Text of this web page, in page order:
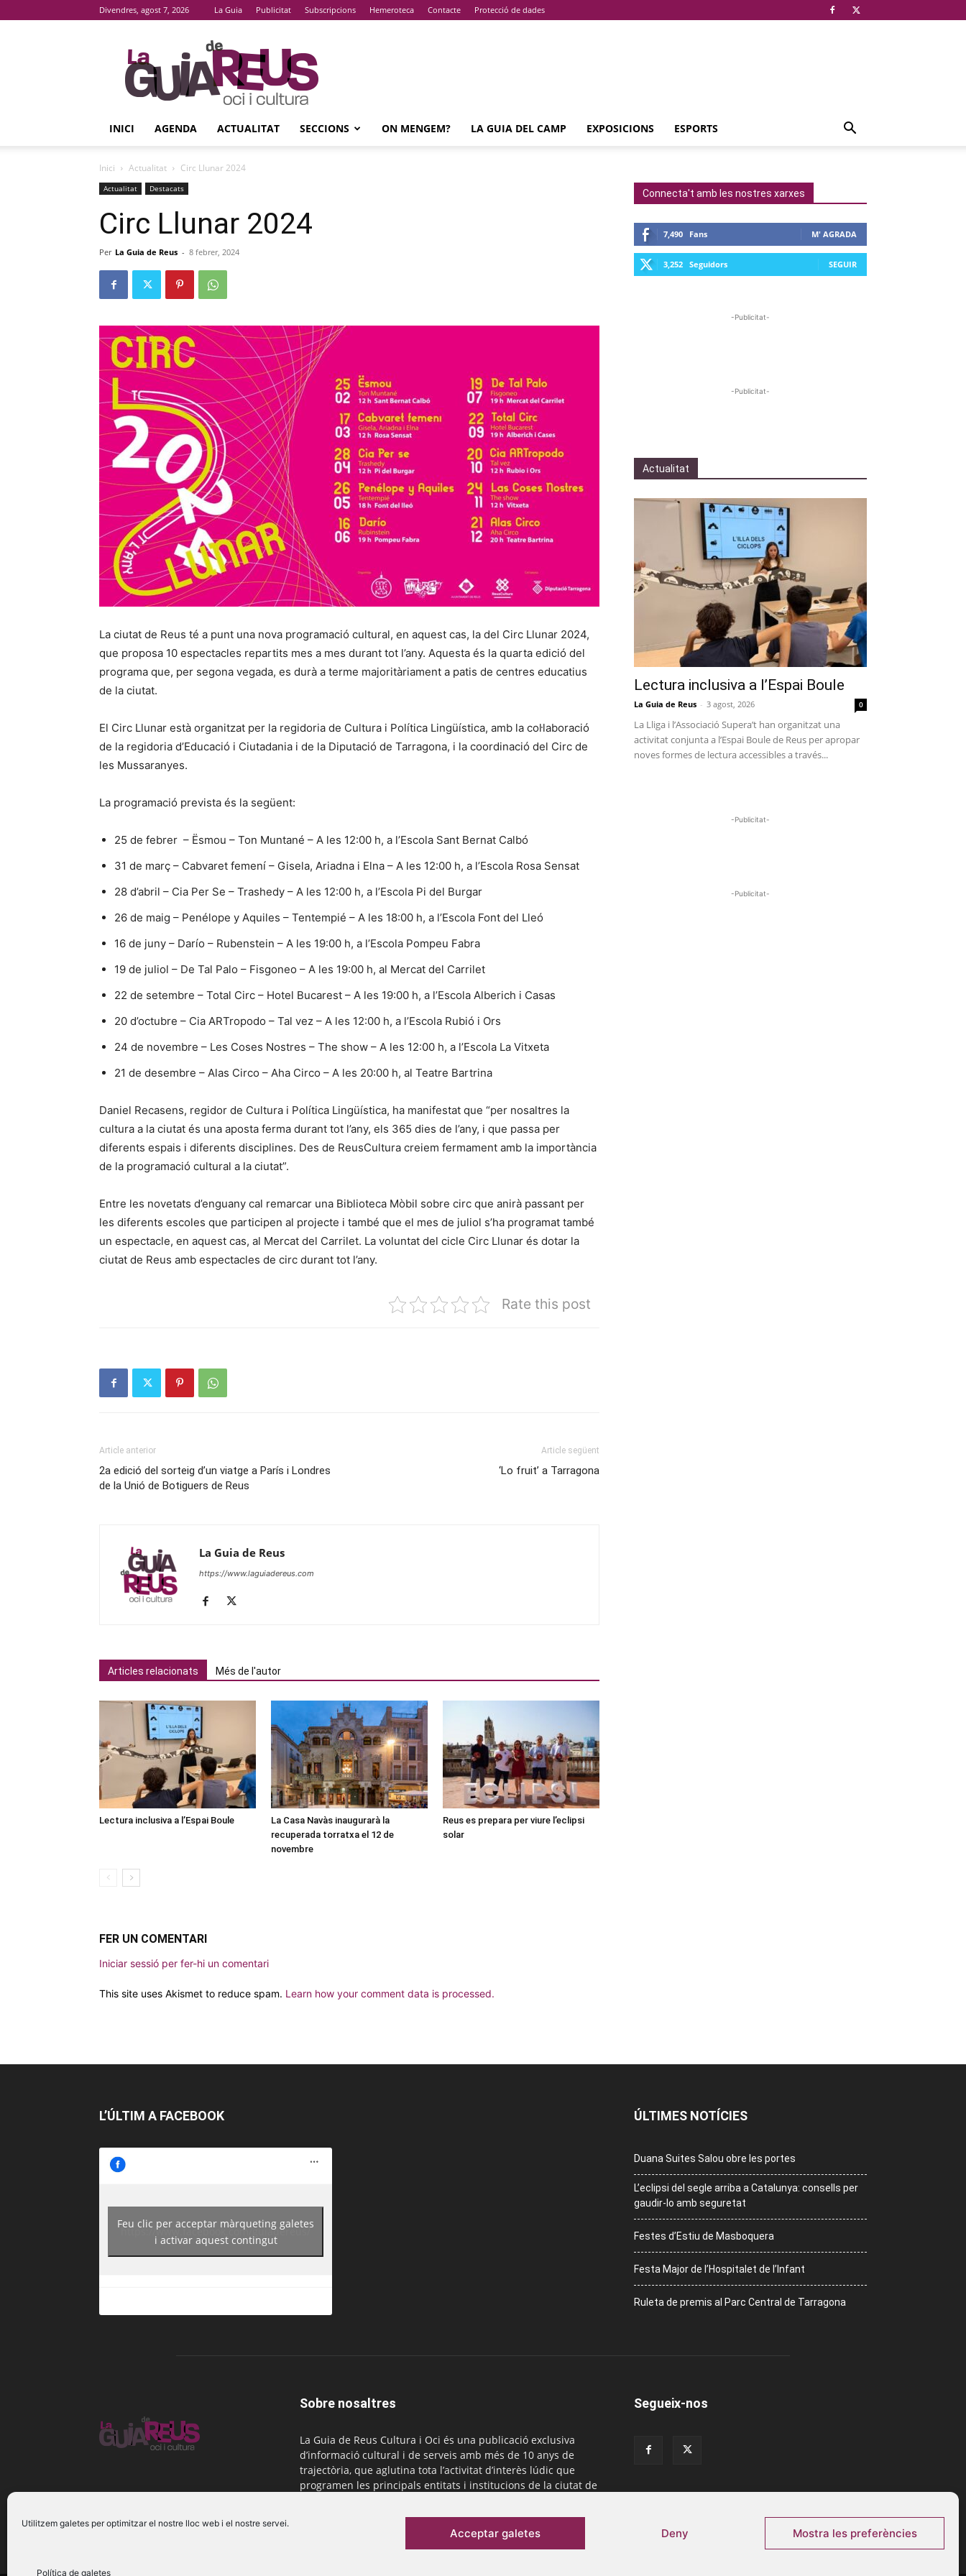
Utilitzem galetes per optimitzar el nostre lloc web i el nostre servei.
Acceptar galetes Deny Mostra les preferències
Política de galetes
Divendres, agost 7, 2026 La Guia Publicitat Subscripcions Hemeroteca Contacte Protecció de dades
La
Guia
De
Reus
INICI AGENDA ACTUALITAT SECCIONS ON MENGEM? LA GUIA DEL CAMP EXPOSICIONS ESPORTS
Inici Actualitat Circ Llunar 2024
Actualitat Destacats
Circ Llunar 2024
Per La Guia de Reus - 8 febrer, 2024
La ciutat de Reus té a punt una nova programació cultural, en aquest cas, la del Circ Llunar 2024,
que proposa 10 espectacles repartits mes a mes durant tot l’any. Aquesta és la quarta edició del
programa que, per segona vegada, es durà a terme majoritàriament a patis de centres educatius
de la ciutat.
El Circ Llunar està organitzat per la regidoria de Cultura i Política Lingüística, amb la col·laboració
de la regidoria d’Educació i Ciutadania i de la Diputació de Tarragona, i la coordinació del Circ de
les Mussaranyes.
La programació prevista és la següent:
25 de febrer – Ësmou – Ton Muntané – A les 12:00 h, a l’Escola Sant Bernat Calbó
31 de març – Cabvaret femení – Gisela, Ariadna i Elna – A les 12:00 h, a l’Escola Rosa Sensat
28 d’abril – Cia Per Se – Trashedy – A les 12:00 h, a l’Escola Pi del Burgar
26 de maig – Penélope y Aquiles – Tentempié – A les 18:00 h, a l’Escola Font del Lleó
16 de juny – Darío – Rubenstein – A les 19:00 h, a l’Escola Pompeu Fabra
19 de juliol – De Tal Palo – Fisgoneo – A les 19:00 h, al Mercat del Carrilet
22 de setembre – Total Circ – Hotel Bucarest – A les 19:00 h, a l’Escola Alberich i Casas
20 d’octubre – Cia ARTropodo – Tal vez – A les 12:00 h, a l’Escola Rubió i Ors
24 de novembre – Les Coses Nostres – The show – A les 12:00 h, a l’Escola La Vitxeta
21 de desembre – Alas Circo – Aha Circo – A les 20:00 h, al Teatre Bartrina
Daniel Recasens, regidor de Cultura i Política Lingüística, ha manifestat que “per nosaltres la
cultura a la ciutat és una aposta ferma durant tot l’any, els 365 dies de l’any, i que passa per
diferents espais i diferents disciplines. Des de ReusCultura creiem fermament amb la importància
de la programació cultural a la ciutat”.
Entre les novetats d’enguany cal remarcar una Biblioteca Mòbil sobre circ que anirà passant per
les diferents escoles que participen al projecte i també que el mes de juliol s’ha programat també
un espectacle, en aquest cas, al Mercat del Carrilet. La voluntat del cicle Circ Llunar és dotar la
ciutat de Reus amb espectacles de circ durant tot l’any.
Rate this post
Article anterior
2a edició del sorteig d’un viatge a París i Londres
de la Unió de Botiguers de Reus
Article següent
‘Lo fruit’ a Tarragona
La Guia de Reus
https://www.laguiadereus.com
Articles relacionats Més de l'autor
Lectura inclusiva a l’Espai Boule
La Casa Navàs inaugurarà la
recuperada torratxa el 12 de
novembre
Reus es prepara per viure l’eclipsi
solar
FER UN COMENTARI
Iniciar sessió per fer-hi un comentari
This site uses Akismet to reduce spam. Learn how your comment data is processed.
Connecta't amb les nostres xarxes
7,490 Fans M' AGRADA
3,252 Seguidors SEGUIR
-Publicitat-
-Publicitat-
Actualitat
Lectura inclusiva a l’Espai Boule
La Guia de Reus - 3 agost, 2026 0
La Lliga i l’Associació Supera’t han organitzat una
activitat conjunta a l’Espai Boule de Reus per apropar
noves formes de lectura accessibles a través...
-Publicitat-
-Publicitat-
L’ÚLTIM A FACEBOOK
https://www.facebook.com/guiadereus/
Feu clic per acceptar màrqueting galetes
i activar aquest contingut
ÚLTIMES NOTÍCIES
Duana Suites Salou obre les portes
L’eclipsi del segle arriba a Catalunya: consells per
gaudir-lo amb seguretat
Festes d’Estiu de Masboquera
Festa Major de l’Hospitalet de l’Infant
Ruleta de premis al Parc Central de Tarragona
Sobre nosaltres
La Guia de Reus Cultura i Oci és una publicació exclusiva
d’informació cultural i de serveis amb més de 10 anys de
trajectòria, que aglutina tota l’activitat d’interès lúdic que
programen les principals entitats i institucions de la ciutat de
comercial@laguiadereus.com
Segueix-nos